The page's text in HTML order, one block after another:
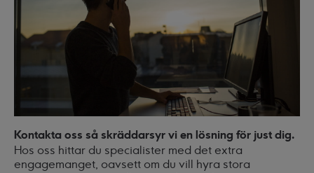
Kontakta oss så skräddarsyr vi en lösning för just dig.
Hos oss hittar du specialister med det extra
engagemanget, oavsett om du vill hyra stora